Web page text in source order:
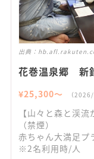
出典：
花巻温泉郷 新
¥25,300〜 （
【山々と森と渓
（禁煙）
赤ちゃん大満足プ
※2名利用時/人